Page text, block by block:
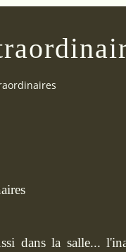
dans la salle...